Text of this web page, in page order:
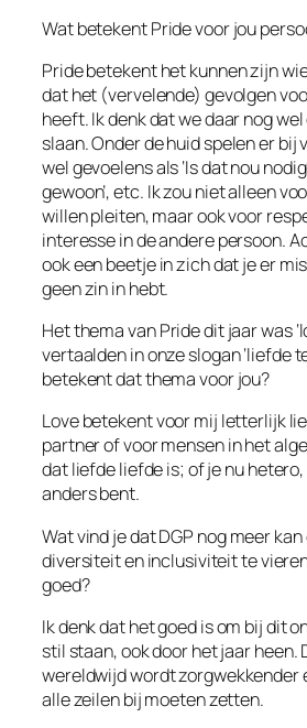
Wat betekent Pride voor jou
Pride betekent het kunnen zijn
dat het (vervelende) gevolgen
heeft. Ik denk dat we daar nog
slaan. Onder de huid spelen er bij
wel gevoelens als ‘Is dat nou
gewoon’, etc. Ik zou niet alleen
willen pleiten, maar ook voor
interesse in de andere persoon.
ook een beetje in zich dat je er
geen zin in hebt.
Het thema van Pride dit jaar was
vertaalden in onze slogan ‘liefde
betekent dat thema voor jou?
Love betekent voor mij letterlijk
partner of voor mensen in het
dat liefde liefde is; of je nu
anders bent.
Wat vind je dat DGP nog meer
diversiteit en inclusiviteit te
goed?
Ik denk dat het goed is om bij dit
stil staan, ook door het jaar heen.
wereldwijd wordt zorgwekkender
alle zeilen bij moeten zetten.